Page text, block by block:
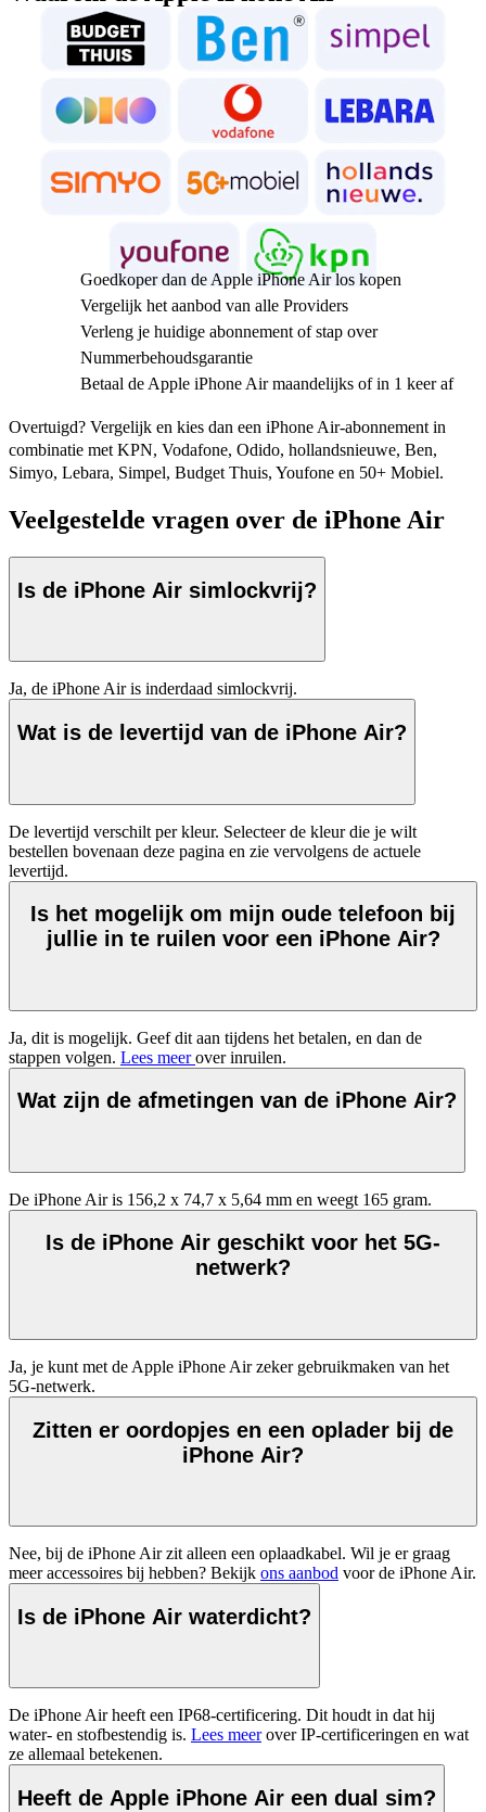
Goedkoper dan de Apple iPhone Air los kopen
Vergelijk het aanbod van alle Providers
Verleng je huidige abonnement of stap over
Nummerbehoudsgarantie
Betaal de Apple iPhone Air maandelijks of in 1 keer af
Overtuigd? Vergelijk en kies dan een iPhone Air-abonnement in
combinatie met KPN, Vodafone, Odido, hollandsnieuwe, Ben,
Simyo, Lebara, Simpel, Budget Thuis, Youfone en 50+ Mobiel.
Veelgestelde vragen over de iPhone Air
Is de iPhone Air simlockvrij?
Ja, de iPhone Air is inderdaad simlockvrij.
Wat is de levertijd van de iPhone Air?
De levertijd verschilt per kleur. Selecteer de kleur die je wilt
bestellen bovenaan deze pagina en zie vervolgens de actuele
levertijd.
Is het mogelijk om mijn oude telefoon bij
jullie in te ruilen voor een iPhone Air?
Ja, dit is mogelijk. Geef dit aan tijdens het betalen, en dan de
stappen volgen. Lees meer over inruilen.
Wat zijn de afmetingen van de iPhone Air?
De iPhone Air is 156,2 x 74,7 x 5,64 mm en weegt 165 gram.
Is de iPhone Air geschikt voor het 5G-
netwerk?
Ja, je kunt met de Apple iPhone Air zeker gebruikmaken van het
5G-netwerk.
Zitten er oordopjes en een oplader bij de
iPhone Air?
Nee, bij de iPhone Air zit alleen een oplaadkabel. Wil je er graag
meer accessoires bij hebben? Bekijk ons aanbod voor de iPhone Air.
Is de iPhone Air waterdicht?
De iPhone Air heeft een IP68-certificering. Dit houdt in dat hij
water- en stofbestendig is. Lees meer over IP-certificeringen en wat
ze allemaal betekenen.
Heeft de Apple iPhone Air een dual sim?